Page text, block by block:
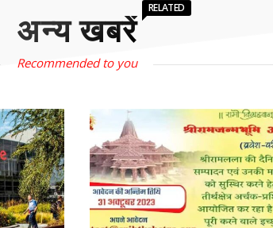
अन्य खबरें
RELATED
Recommended to you